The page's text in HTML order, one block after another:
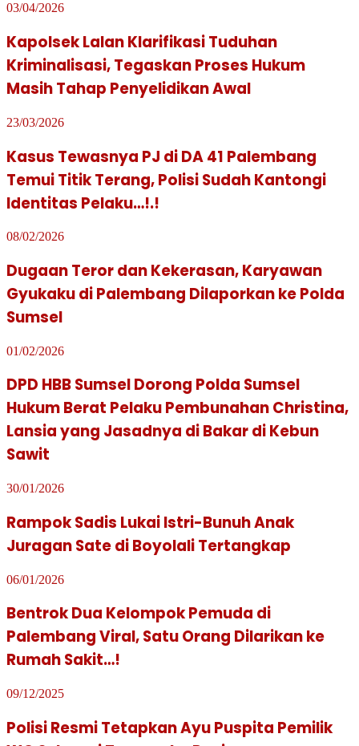
03/04/2026
Kapolsek Lalan Klarifikasi Tuduhan
Kriminalisasi, Tegaskan Proses Hukum
Masih Tahap Penyelidikan Awal
23/03/2026
Kasus Tewasnya PJ di DA 41 Palembang
Temui Titik Terang, Polisi Sudah Kantongi
Identitas Pelaku…!.!
08/02/2026
Dugaan Teror dan Kekerasan, Karyawan
Gyukaku di Palembang Dilaporkan ke Polda
Sumsel
01/02/2026
DPD HBB Sumsel Dorong Polda Sumsel
Hukum Berat Pelaku Pembunahan Christina,
Lansia yang Jasadnya di Bakar di Kebun
Sawit
30/01/2026
Rampok Sadis Lukai Istri-Bunuh Anak
Juragan Sate di Boyolali Tertangkap
06/01/2026
Bentrok Dua Kelompok Pemuda di
Palembang Viral, Satu Orang Dilarikan ke
Rumah Sakit…!
09/12/2025
Polisi Resmi Tetapkan Ayu Puspita Pemilik